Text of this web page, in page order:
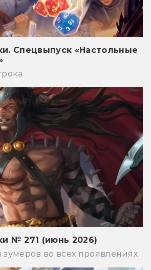
Спецвыпуск «Настольные
№ 271 (июнь 2026)
во всех проявлениях